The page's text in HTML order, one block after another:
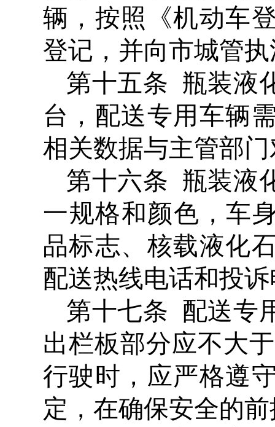
辆，按照《机动车
登记，并向市城管
第十五条 瓶装液
台，配送专用车辆
相关数据与主管部
第十六条 瓶装液
一规格和颜色，车
品标志、核载液化
配送热线电话和投
第十七条 配送专
出栏板部分应不大
行驶时，应严格遵
定，在确保安全的